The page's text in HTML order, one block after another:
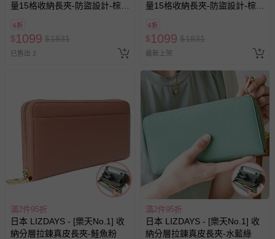
量15格收納長夾-防盜設計-棕x
6折
$1099 $1831
已售出 2
量15格收納長夾-防盜設計-棕色
6折
$1099 $1831
最新上架
滿2件95折
日本 LIZDAYS - [樂天No.1] 收
納分層拉鍊真皮長夾-鮭魚粉
滿2件95折
日本 LIZDAYS - [樂天No.1] 收
納分層拉鍊真皮長夾-水藍綠